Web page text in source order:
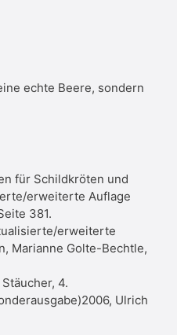
echte Beere, sondern
für Schildkröten und
erweiterte Auflage
381.
erweiterte
Marianne Golte-Bechtle,
4.
Ulrich